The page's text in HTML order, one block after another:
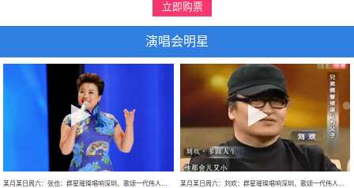
立即购票
演唱会明星